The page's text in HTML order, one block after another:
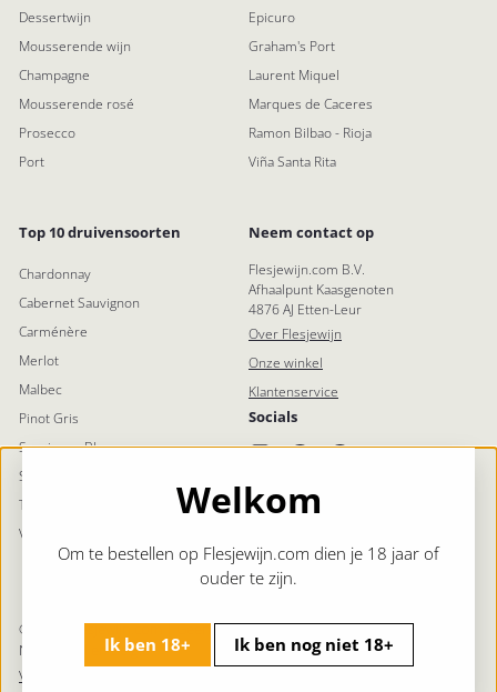
Welkom
Om te bestellen op Flesjewijn.com dien je 18 jaar of
ouder te zijn.
Ik ben 18+ Ik ben nog niet 18+
Dessertwijn
Mousserende wijn
Champagne
Mousserende rosé
Prosecco
Port
Epicuro
Graham's Port
Laurent Miquel
Marques de Caceres
Ramon Bilbao - Rioja
Viña Santa Rita
Top 10 druivensoorten
Chardonnay
Cabernet Sauvignon
Carménère
Merlot
Malbec
Pinot Gris
Sauvignon Blanc
Syrah (Shiraz)
Tempranillo
Viognier
Neem contact op
Flesjewijn.com B.V.
Afhaalpunt Kaasgenoten
4876 AJ Etten-Leur
Over Flesjewijn
Onze winkel
Klantenservice
Socials
InstagramFacebookPinterestLinkedIn
© 2026 Flesjewijn.com | Geen 18 Geen Alcohol | Levert in
Nederland en België
Voorwaarden